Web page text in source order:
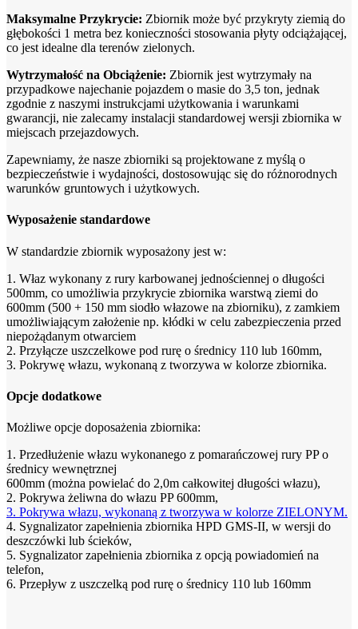
Maksymalne Przykrycie: Zbiornik może być przykryty ziemią do
głębokości 1 metra bez konieczności stosowania płyty odciążającej,
co jest idealne dla terenów zielonych.
Wytrzymałość na Obciążenie: Zbiornik jest wytrzymały na
przypadkowe najechanie pojazdem o masie do 3,5 ton, jednak
zgodnie z naszymi instrukcjami użytkowania i warunkami
gwarancji, nie zalecamy instalacji standardowej wersji zbiornika w
miejscach przejazdowych.
Zapewniamy, że nasze zbiorniki są projektowane z myślą o
bezpieczeństwie i wydajności, dostosowując się do różnorodnych
warunków gruntowych i użytkowych.
Wyposażenie standardowe
W standardzie zbiornik wyposażony jest w:
1. Właz wykonany z rury karbowanej jednościennej o długości
500mm, co umożliwia przykrycie zbiornika warstwą ziemi do
600mm (500 + 150 mm siodło włazowe na zbiorniku), z zamkiem
umożliwiającym założenie np. kłódki w celu zabezpieczenia przed
niepożądanym otwarciem
2. Przyłącze uszczelkowe pod rurę o średnicy 110 lub 160mm,
3. Pokrywę włazu, wykonaną z tworzywa w kolorze zbiornika.
Opcje dodatkowe
Możliwe opcje doposażenia zbiornika:
1. Przedłużenie włazu wykonanego z pomarańczowej rury PP o
średnicy wewnętrznej
600mm (można powielać do 2,0m całkowitej długości włazu),
2. Pokrywa żeliwna do włazu PP 600mm,
3. Pokrywa włazu, wykonaną z tworzywa w kolorze ZIELONYM.
4. Sygnalizator zapełnienia zbiornika HPD GMS-II, w wersji do
deszczówki lub ścieków,
5. Sygnalizator zapełnienia zbiornika z opcją powiadomień na
telefon,
6. Przepływ z uszczelką pod rurę o średnicy 110 lub 160mm